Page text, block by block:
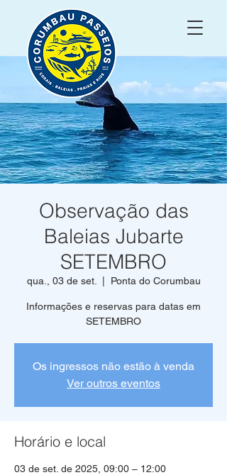
Observação das
Baleias Jubarte
SETEMBRO
qua., 03 de set. Ponta do Corumbau
Informações e reservas para datas em
SETEMBRO
Os ingressos não estão à venda
Ver outros eventos
Horário e local
03 de set. de 2025, 09:00 – 12:00